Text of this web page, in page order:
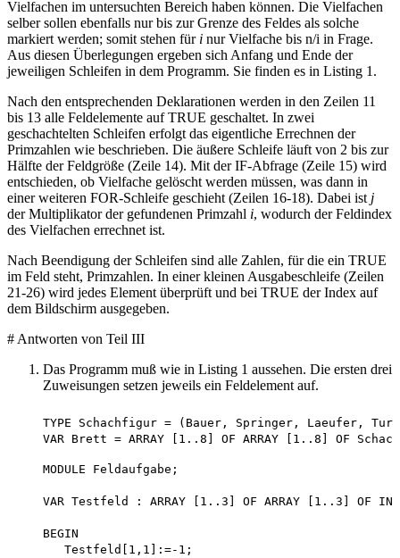
Vielfachen im untersuchten Bereich haben können. Die Vielfachen
selber sollen ebenfalls nur bis zur Grenze des Feldes als solche
markiert werden; somit stehen für i nur Vielfache bis n/i in Frage.
Aus diesen Überlegungen ergeben sich Anfang und Ende der
jeweiligen Schleifen in dem Programm. Sie finden es in Listing 1.
Nach den entsprechenden Deklarationen werden in den Zeilen 11
bis 13 alle Feldelemente auf TRUE geschaltet. In zwei
geschachtelten Schleifen erfolgt das eigentliche Errechnen der
Primzahlen wie beschrieben. Die äußere Schleife läuft von 2 bis zur
Hälfte der Feldgröße (Zeile 14). Mit der IF-Abfrage (Zeile 15) wird
entschieden, ob Vielfache gelöscht werden müssen, was dann in
einer weiteren FOR-Schleife geschieht (Zeilen 16-18). Dabei ist j
der Multiplikator der gefundenen Primzahl i, wodurch der Feldindex
des Vielfachen errechnet ist.
Nach Beendigung der Schleifen sind alle Zahlen, für die ein TRUE
im Feld steht, Primzahlen. In einer kleinen Ausgabeschleife (Zeilen
21-26) wird jedes Element überprüft und bei TRUE der Index auf
dem Bildschirm ausgegeben.
# Antworten von Teil III
Das Programm muß wie in Listing 1 aussehen. Die ersten drei
Zuweisungen setzen jeweils ein Feldelement auf.
TYPE Schachfigur = (Bauer, Springer, Laeufer,
    MODULE Feldaufgabe;
VAR Testfeld : ARRAY [1..3] OF ARRAY [1..3] OF
    BEGIN
       Testfeld[1,1]:=-1;